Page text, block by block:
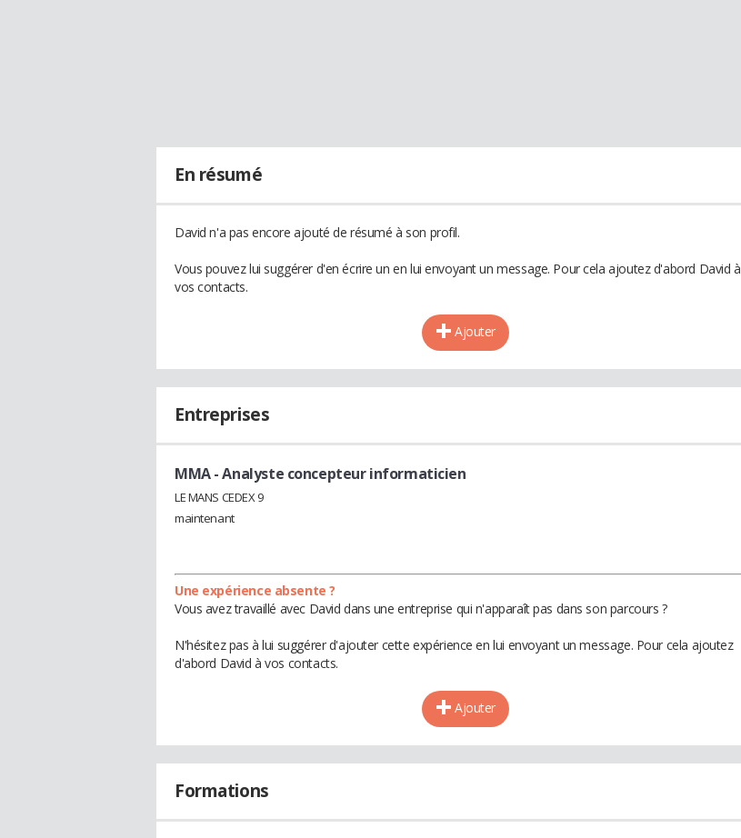
En résumé
David n'a pas encore ajouté de résumé à son profil.
Vous pouvez lui suggérer d'en écrire un en lui envoyant un message. Pour cela ajoutez d'abord David à
vos contacts.
Ajouter
Entreprises
MMA- Analyste concepteur informaticien
LE MANS CEDEX 9
maintenant
Une expérience absente ?
Vous avez travaillé avec David dans une entreprise qui n'apparaît pas dans son parcours ?
N'hésitez pas à lui suggérer d'ajouter cette expérience en lui envoyant un message. Pour cela ajoutez
d'abord David à vos contacts.
Ajouter
Formations